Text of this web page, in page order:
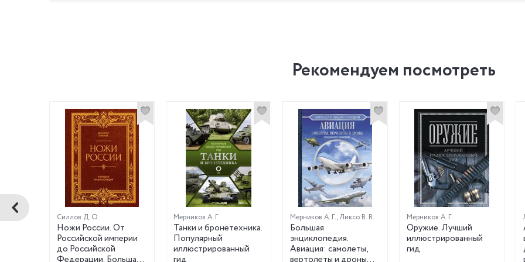
Рекомендуем посмотреть
Силлов Д. О.
Ножи России. От
Российской империи
до Российской
Мерников А. Г.
Танки и бронетехника.
Популярный
иллюстрированный
Мерников А. Г.,Ликсо В. В.
Большая
энциклопедия.
Авиация: самолеты,
Мерников А. Г.
Оружие. Лучший
иллюстрированный
гид